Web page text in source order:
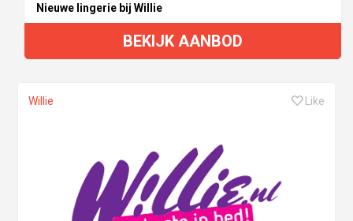
Nieuwe lingerie bij Willie
BEKIJK AANBOD
Willie Like